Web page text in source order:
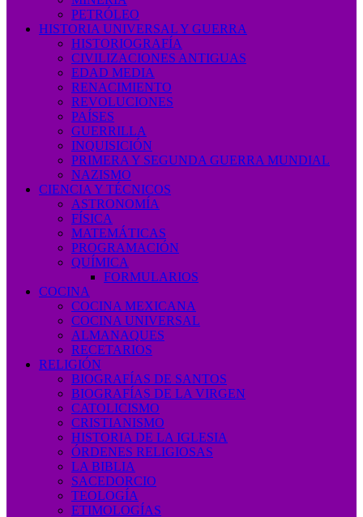
PETRÓLEO
HISTORIA UNIVERSAL Y GUERRA
HISTORIOGRAFÍA
CIVILIZACIONES ANTIGUAS
EDAD MEDIA
RENACIMIENTO
REVOLUCIONES
PAÍSES
GUERRILLA
INQUISICIÓN
PRIMERA Y SEGUNDA GUERRA MUNDIAL
NAZISMO
CIENCIA Y TÉCNICOS
ASTRONOMÍA
FÍSICA
MATEMÁTICAS
PROGRAMACIÓN
QUÍMICA
FORMULARIOS
COCINA
COCINA MEXICANA
COCINA UNIVERSAL
ALMANAQUES
RECETARIOS
RELIGIÓN
BIOGRAFÍAS DE SANTOS
BIOGRAFÍAS DE LA VIRGEN
CATOLICISMO
CRISTIANISMO
HISTORIA DE LA IGLESIA
ÓRDENES RELIGIOSAS
LA BIBLIA
SACEDORCIO
TEOLOGÍA
ETIMOLOGÍAS